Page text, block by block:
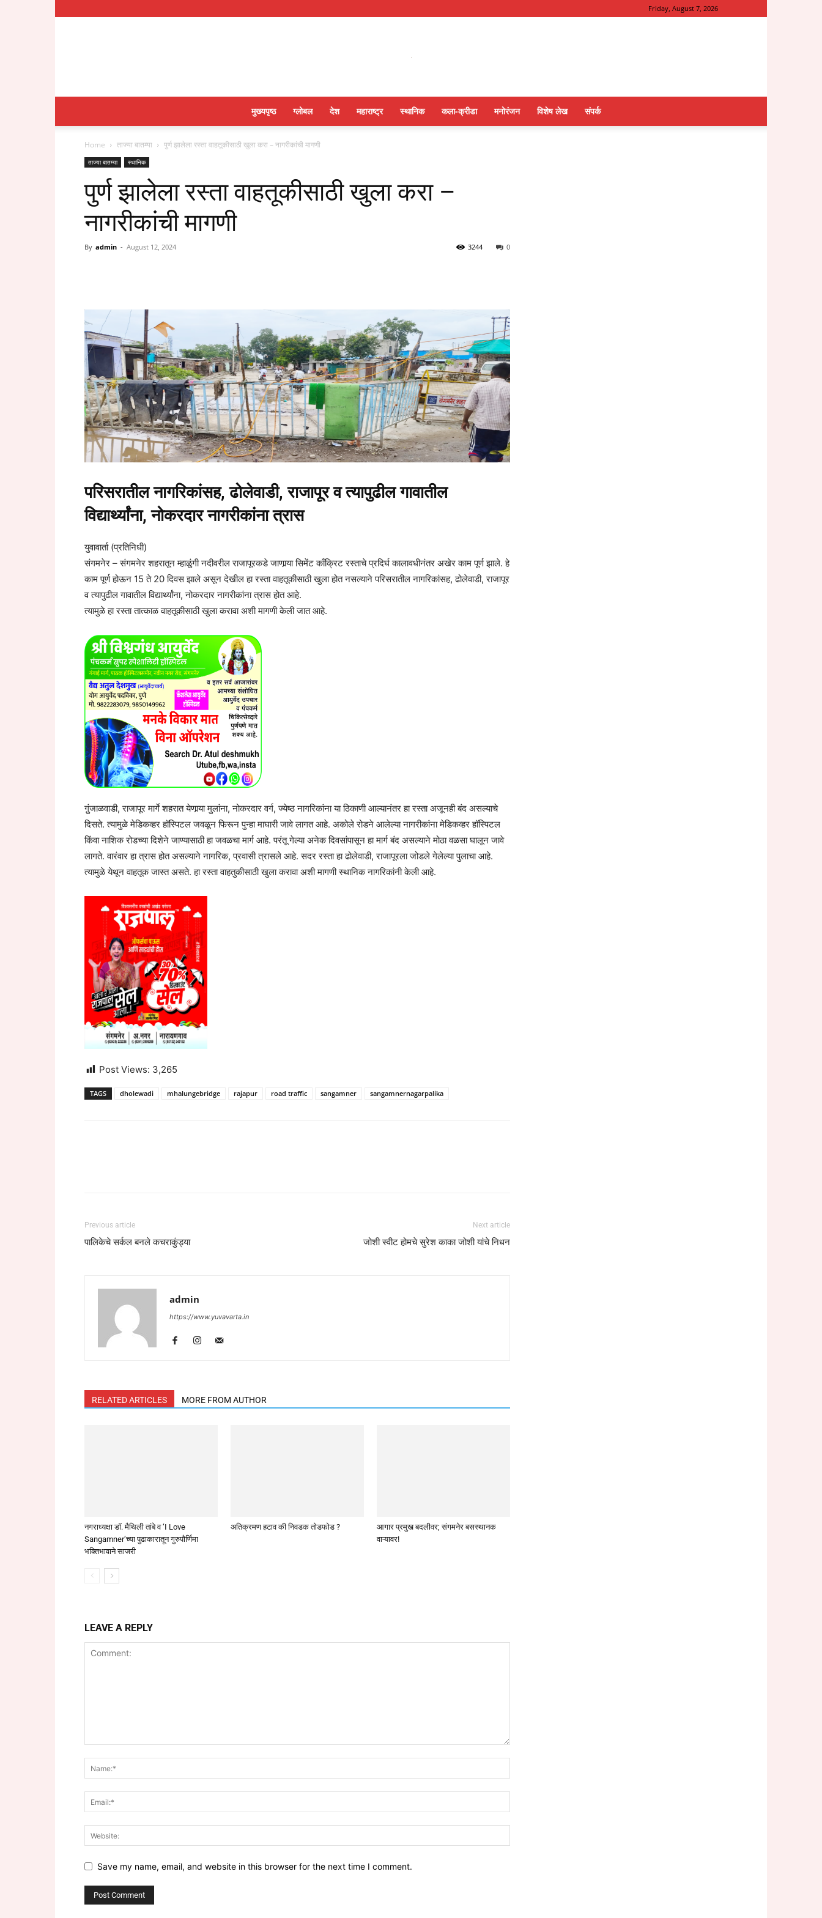
Friday, August 7, 2026
मुख्यपृष्ठ ग्लोबल देश महाराष्ट्र स्थानिक कला-क्रीडा मनोरंजन विशेष लेख संपर्क
Home ताज्या बातम्या पुर्ण झालेला रस्ता वाहतूकीसाठी खुला करा – नागरीकांची मागणी
ताज्या बातम्या स्थानिक
पुर्ण झालेला रस्ता वाहतूकीसाठी खुला करा –
नागरीकांची मागणी
By admin - August 12, 2024 0
3244
परिसरातील नागरिकांसह, ढोलेवाडी, राजापूर व त्यापुढील गावातील
विद्यार्थ्यांना, नोकरदार नागरीकांना त्रास
युवावार्ता (प्रतिनिधी)
संगमनेर – संगमनेर शहरातून म्हाळुंगी नदीवरील राजापूरकडे जाणार्‍या सिमेंट काँक्रिट रस्ताचे प्रदिर्घ कालावधीनंतर अखेर काम पूर्ण झाले. हे
काम पूर्ण होऊन 15 ते 20 दिवस झाले असून देखील हा रस्ता वाहतूकीसाठी खुला होत नसल्याने परिसरातील नागरिकांसह, ढोलेवाडी, राजापूर
व त्यापुढील गावातील विद्यार्थ्यांना, नोकरदार नागरीकांना त्रास होत आहे.
त्यामुळे हा रस्ता तात्काळ वाहतूकीसाठी खुला करावा अशी मागणी केली जात आहे.
गु़ंजाळवाडी, राजापूर मार्गे शहरात येणार्‍या मुलांना, नोकरदार वर्ग, ज्येष्ठ नागरिकांना या ठिकाणी आल्यानंतर हा रस्ता अजूनही बंद असल्याचे
दिसते. त्यामुळे मेडिकव्हर हॉस्पिटल जवळून फिरून पुन्हा माघारी जावे लागत आहे. अकोले रोडने आलेल्या नागरीकांना मेडिकव्हर हॉस्पिटल
किंवा नाशिक रोडच्या दिशेने जाण्यासाठी हा जवळचा मार्ग आहे. परंतू गेल्या अनेक दिवसांपासून हा मार्ग बंद असल्याने मोठा वळसा घालून जावे
लागते. वारंवार हा त्रास होत असल्याने नागरिक, प्रवासी त्रासले आहे. सदर रस्ता हा ढोलेवाडी, राजापूरला जोडले गेलेल्या पुलाचा आहे.
त्यामुळे येथून वाहतूक जास्त असते. हा रस्ता वाहतुकीसाठी खुला करावा अशी मागणी स्थानिक नागरिकांनी केली आहे.
Post Views: 3,265
TAGS dholewadi mhalungebridge rajapur road traffic sangamner sangamnernagarpalika
Previous article
पालिकेचे सर्कल बनले कचराकुंड्या
Next article
जोशी स्वीट होमचे सुरेश काका जोशी यांचे निधन
admin
https://www.yuvavarta.in
RELATED ARTICLES MORE FROM AUTHOR
नगराध्यक्षा डॉ. मैथिली तांबे व ‘I Love
Sangamner’च्या पुढाकारातून गुरुपौर्णिमा
भक्तिभावाने साजरी
अतिक्रमण हटाव की निवडक तोडफोड ?
आगार प्रमुख बदलीवर; संगमनेर बसस्थानक
वाऱ्यावर!
LEAVE A REPLY
Save my name, email, and website in this browser for the next time I comment.